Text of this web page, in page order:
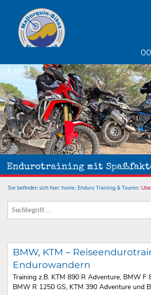
Endurotraining mit
1 von 4
Sie befinden sich hier: home Enduro Training & Touren
BMW, KTM –
Endurowandern
Training z.B. KTM 890 R Adventure, BMW F
BMW R 1250 GS, KTM 390 Adventure und